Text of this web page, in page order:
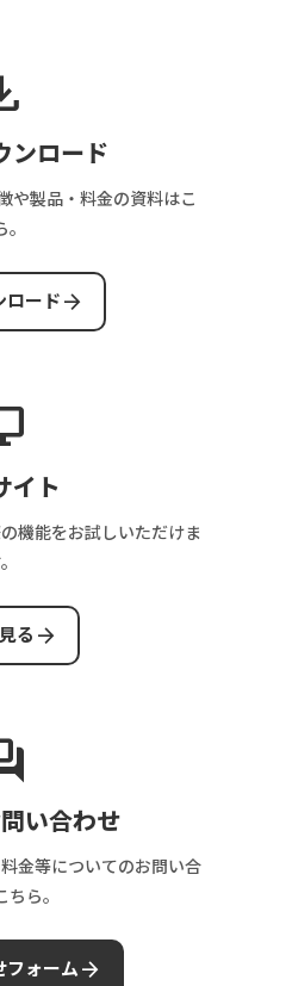
ンロード
や製品・料金の資料はこ
ロードarrow_forward
イト
機能をお試しいただけま
る arrow_forward
い合わせ
金等についてのお問い合
ら。
フォームarrow_forward